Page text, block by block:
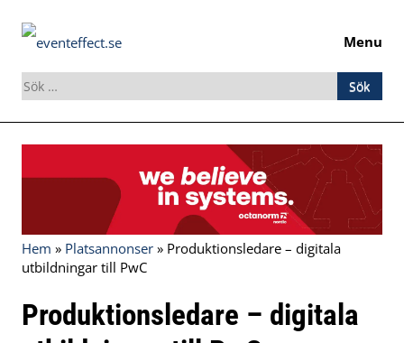
Menu
Sök
efter:
Hem » Platsannonser » Produktionsledare – digitala
utbildningar till PwC
Produktionsledare – digitala